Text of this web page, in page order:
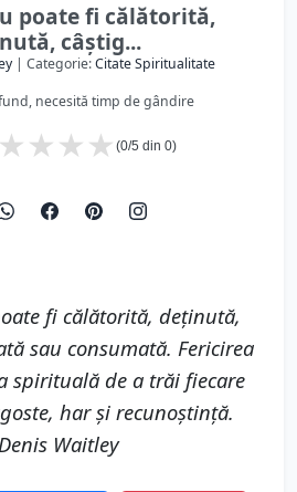
poate fi călătorită,
câștig...
| Categorie:Citate Spiritualitate
necesită timp de gândire
★
★
★
★ (0/5 din 0)
fi călătorită, deținută,
sau consumată. Fericirea
spirituală de a trăi fiecare
har și recunoștință.
Waitley